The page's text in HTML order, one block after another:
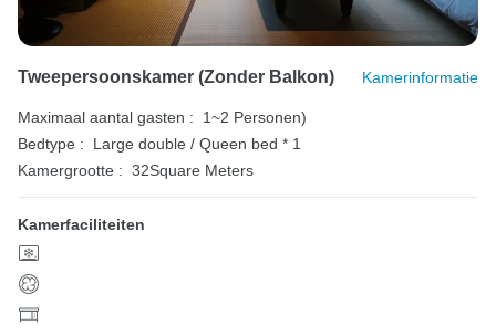
Tweepersoonskamer (zonder Balkon) Kamerinformatie
Maximaal aantal gasten :
1~2 Personen)
Bedtype :
Large double / Queen bed * 1
Kamergrootte : 32Square Meters
Kamerfaciliteiten